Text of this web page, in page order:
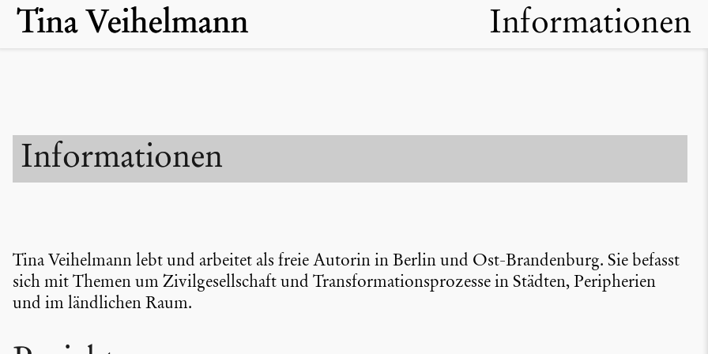
SkipTina Veihelmann Informationen
Infor­ma­tionen
Tina Veihelmann lebt und arbeitet als freie Autorin in Berlin und Ost-Brandenburg. Sie befasst
sich mit Themen um Zivil­ge­sell­schaft und Trans­for­ma­ti­ons­pro­zesse in Städten, Periphe­rien
und im ländli­chen Raum.